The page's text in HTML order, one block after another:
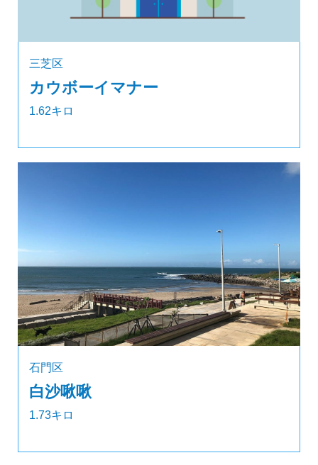
三芝区
カウボーイマナー
1.62キロ
石門区
白沙啾啾
1.73キロ